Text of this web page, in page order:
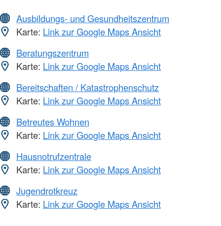
Ausbildungs- und Gesundheitszentrum
Karte: Link zur Google Maps Ansicht
Beratungszentrum
Karte: Link zur Google Maps Ansicht
Bereitschaften / Katastrophenschutz
Karte: Link zur Google Maps Ansicht
Betreutes Wohnen
Karte: Link zur Google Maps Ansicht
Hausnotrufzentrale
Karte: Link zur Google Maps Ansicht
Jugendrotkreuz
Karte: Link zur Google Maps Ansicht